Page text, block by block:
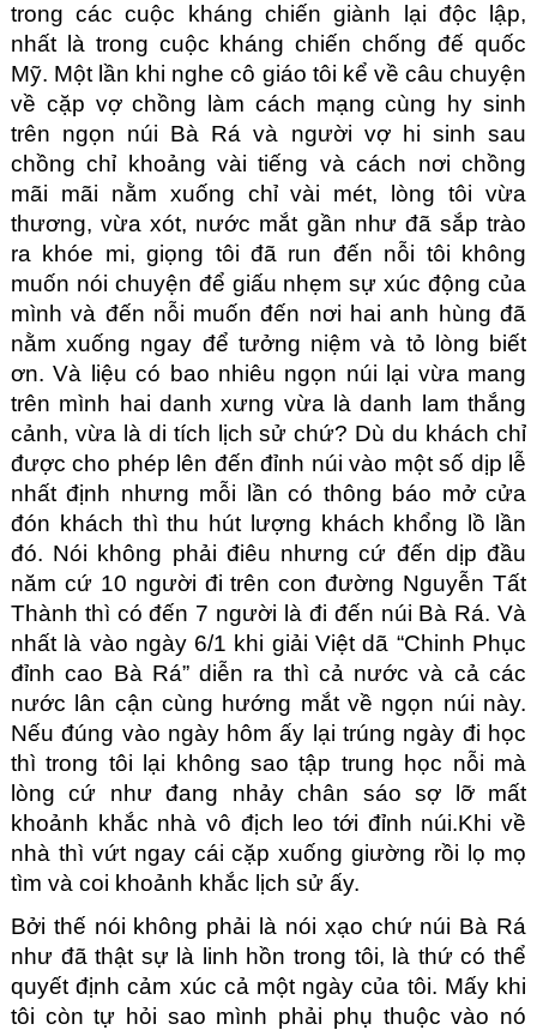
trong các cuộc kháng chiến giành lại độc lập,
nhất là trong cuộc kháng chiến chống đế quốc
Mỹ. Một lần khi nghe cô giáo tôi kể về câu chuyện
về cặp vợ chồng làm cách mạng cùng hy sinh
trên ngọn núi Bà Rá và người vợ hi sinh sau
chồng chỉ khoảng vài tiếng và cách nơi chồng
mãi mãi nằm xuống chỉ vài mét, lòng tôi vừa
thương, vừa xót, nước mắt gần như đã sắp trào
ra khóe mi, giọng tôi đã run đến nỗi tôi không
muốn nói chuyện để giấu nhẹm sự xúc động của
mình và đến nỗi muốn đến nơi hai anh hùng đã
nằm xuống ngay để tưởng niệm và tỏ lòng biết
ơn. Và liệu có bao nhiêu ngọn núi lại vừa mang
trên mình hai danh xưng vừa là danh lam thắng
cảnh, vừa là di tích lịch sử chứ? Dù du khách chỉ
được cho phép lên đến đỉnh núi vào một số dịp lễ
nhất định nhưng mỗi lần có thông báo mở cửa
đón khách thì thu hút lượng khách khổng lồ lần
đó. Nói không phải điêu nhưng cứ đến dịp đầu
năm cứ 10 người đi trên con đường Nguyễn Tất
Thành thì có đến 7 người là đi đến núi Bà Rá. Và
nhất là vào ngày 6/1 khi giải Việt dã “Chinh Phục
đỉnh cao Bà Rá” diễn ra thì cả nước và cả các
nước lân cận cùng hướng mắt về ngọn núi này.
Nếu đúng vào ngày hôm ấy lại trúng ngày đi học
thì trong tôi lại không sao tập trung học nỗi mà
lòng cứ như đang nhảy chân sáo sợ lỡ mất
khoảnh khắc nhà vô địch leo tới đỉnh núi.Khi về
nhà thì vứt ngay cái cặp xuống giường rồi lọ mọ
tìm và coi khoảnh khắc lịch sử ấy.
Bởi thế nói không phải là nói xạo chứ núi Bà Rá
như đã thật sự là linh hồn trong tôi, là thứ có thể
quyết định cảm xúc cả một ngày của tôi. Mấy khi
tôi còn tự hỏi sao mình phải phụ thuộc vào nó